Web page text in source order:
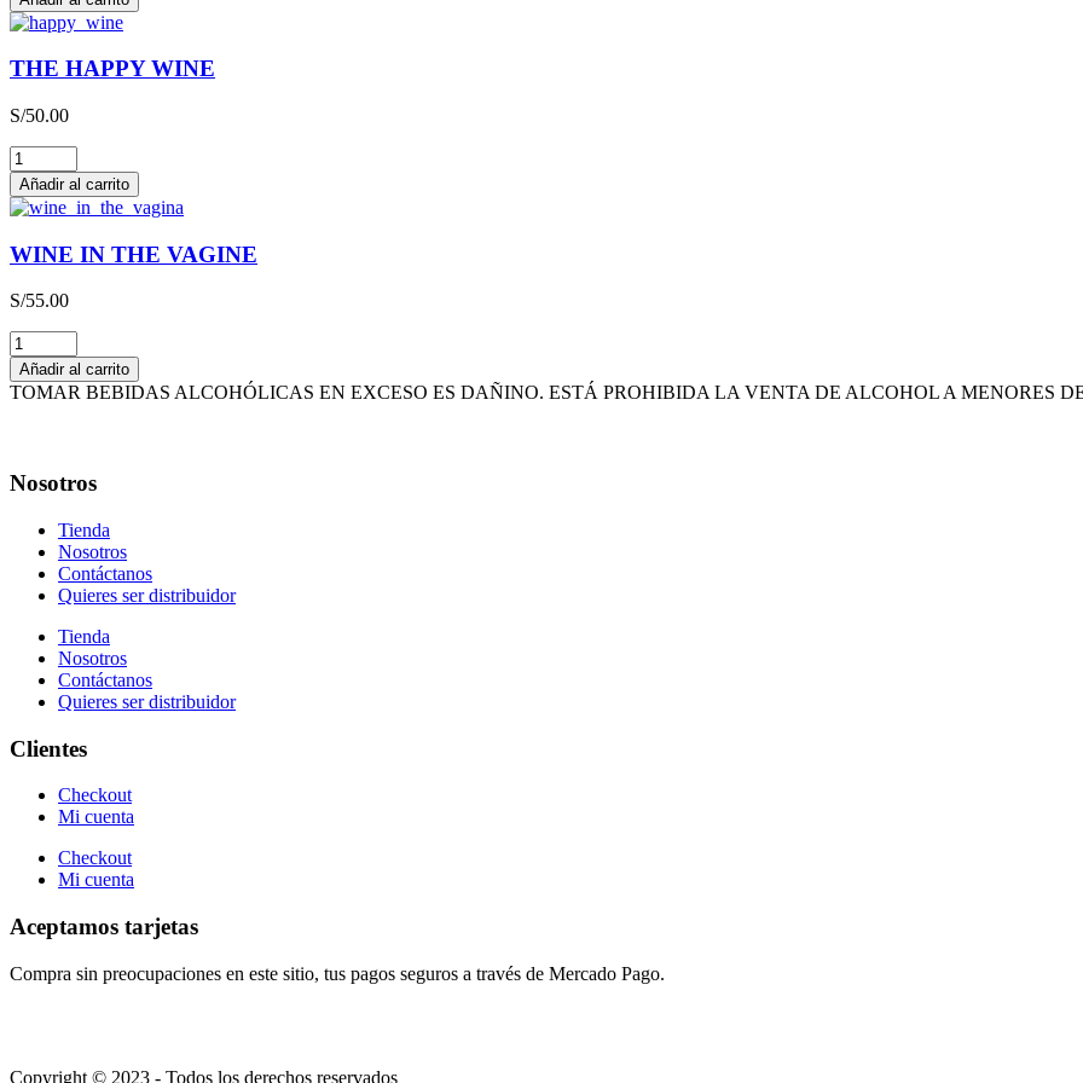
LIEBFRAUMILCH
QBA
CAJA
x
cantidad
THE HAPPY WINE
S/50.00
THE
HAPPY
WINE
cantidad
Añadir al carrito
WINE IN THE VAGINE
S/55.00
WINE
IN
THE
VAGINE
Añadir al carrito
TOMAR BEBIDAS ALCOHÓLICAS EN EXCESO ES DAÑINO. ESTÁ PROHIBIDA LA VENTA DE ALCOHOL A MENORES
Nosotros
Tienda
Nosotros
Contáctanos
Quieres ser distribuidor
Tienda
Nosotros
Contáctanos
Quieres ser distribuidor
Clientes
Checkout
Mi cuenta
Checkout
Mi cuenta
Aceptamos tarjetas
Compra sin preocupaciones en este sitio, tus pagos seguros a través de Mercado Pago.
Copyright © 2023 - Todos los derechos reservados